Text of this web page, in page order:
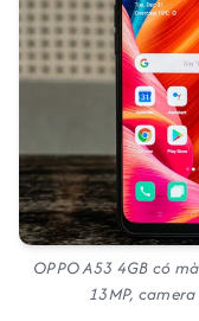
OPPO A53 4GB có
13MP,